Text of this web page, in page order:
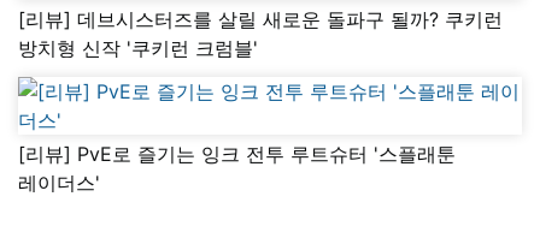
[리뷰] 데브시스터즈를 살릴 새로운 돌파구 될까? 쿠키런
방치형 신작 '쿠키런 크럼블'
[리뷰] PvE로 즐기는 잉크 전투 루트슈터 '스플래툰
레이더스'